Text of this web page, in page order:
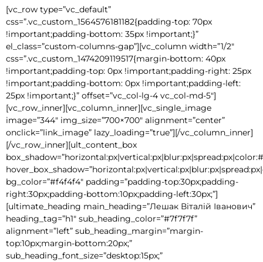
[vc_row type=”vc_default”
css=”.vc_custom_1564576181182{padding-top: 70px
!important;padding-bottom: 35px !important;}”
el_class=”custom-columns-gap”][vc_column width=”1/2″
css=”.vc_custom_1474209119517{margin-bottom: 40px
!important;padding-top: 0px !important;padding-right: 25px
!important;padding-bottom: 0px !important;padding-left:
25px !important;}” offset=”vc_col-lg-4 vc_col-md-5″]
[vc_row_inner][vc_column_inner][vc_single_image
image=”344″ img_size=”700×700″ alignment=”center”
onclick=”link_image” lazy_loading=”true”][/vc_column_inner]
[/vc_row_inner][ult_content_box
bg_color=”#f4f4f4″ padding=”padding-top:30px;padding-
right:30px;padding-bottom:10px;padding-left:30px;”]
[ultimate_heading main_heading=”Лешак Віталій Іванович”
heading_tag=”h1″ sub_heading_color=”#7f7f7f”
alignment=”left” sub_heading_margin=”margin-
top:10px;margin-bottom:20px;”
sub_heading_font_size=”desktop:15px;”